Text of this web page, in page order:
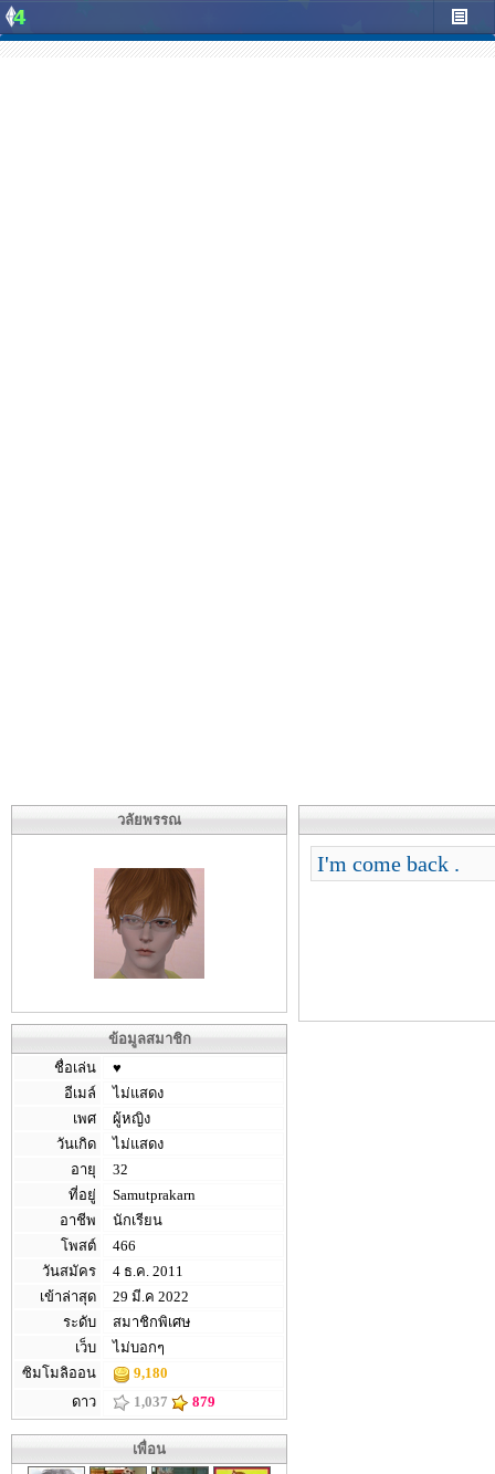
วลัยพรรณ
ข้อมูลสมาชิก
ชื่อเล่น
♥
อีเมล์
ไม่แสดง
เพศ
ผู้หญิง
วันเกิด
ไม่แสดง
อายุ
32
ที่อยู่
Samutprakarn
อาชีพ
นักเรียน
โพสต์
466
วันสมัคร
4 ธ.ค. 2011
เข้าล่าสุด
29 มี.ค 2022
ระดับ
สมาชิกพิเศษ
เว็บ
ไม่บอกๆ
ซิมโมลิออน
9,180
ดาว
1,037 879
เพื่อน
I'm come back .